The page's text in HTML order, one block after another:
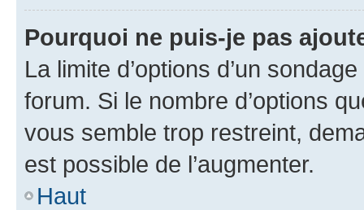
Pourquoi ne puis-je pas
La limite d’options d’un
forum. Si le nombre d’options
vous semble trop restreint,
est possible de l’augmenter.
Haut